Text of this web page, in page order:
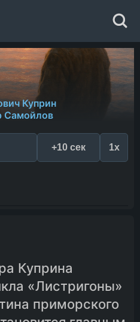
Куприн
Самойлов
+10 сек 1x
Куприна
«Листригоны»
приморского